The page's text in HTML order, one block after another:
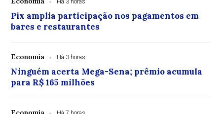
Há 3 horas
Pix amplia participação nos pagamentos em
bares e restaurantes
Economia Há 3 horas
Ninguém acerta Mega-Sena; prêmio acumula
para R$ 165 milhões